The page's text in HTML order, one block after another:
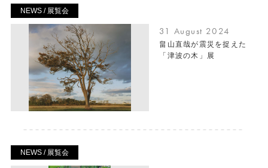
NEWS / 展覧会
31 August 2024
畠山直哉が震災を捉えた
「津波の木」展
NEWS / 展覧会